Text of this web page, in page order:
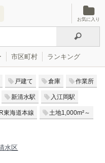
お気に入り
市区町村 ランキング
戸建て 倉庫 作業所
新清水駅 入江岡駅
東海道本線 土地1,000m²～
水区